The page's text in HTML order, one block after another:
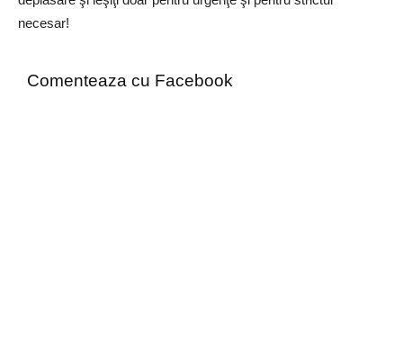
necesar!
Comenteaza cu Facebook